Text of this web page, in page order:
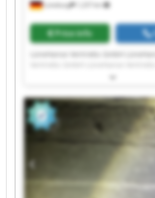
Lüneburg 1,237 km
Price info
LüneHanse Vertriebs GmbH
LüneHanse Vertriebs GmbH
Vertriebs GmbH LüneHanse Vertriebs
LüneHanse Vertriebs GmbH
Vertriebs GmbH LüneHanse Vertriebs
Vertriebs GmbH LüneHanse
LüneHanse Vertriebs GmbH
Vertriebs GmbH LüneHanse Vertriebs
LüneHanse Vertriebs GmbH